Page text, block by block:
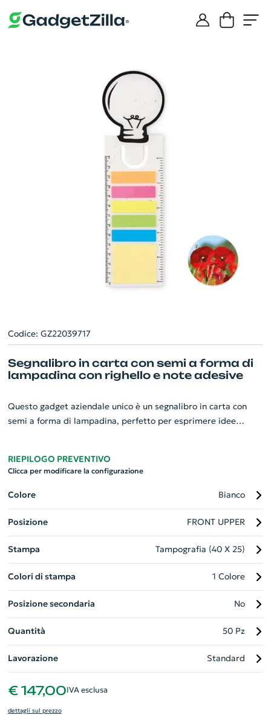
Codice: GZ22039717
Segnalibro in carta con semi a forma di
lampadina con righello e note adesive
Questo gadget aziendale unico è un segnalibro in carta con
semi a forma di lampadina, perfetto per esprimere idee
appunti rapidi. Il set comprende un blocchetto giallo per
strumento di studio o lavoro, è un mix tra innovatione,
praticità e responsabilità ambientale.
RIEPILOGO PREVENTIVO
Clicca per modificare la configurazione
Colore Bianco
Posizione FRONT UPPER
Stampa Tampografia (40 X 25)
Colori di stampa 1 Colore
Posizione secondaria No
Quantità 50 Pz
Lavorazione Standard
€ 147,00IVA esclusa
dettagli sul prezzo